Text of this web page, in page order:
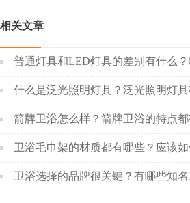
相关文章
箭牌卫浴怎么样？箭牌卫浴的特点都
卫浴选择的品牌很关键？有哪些知名